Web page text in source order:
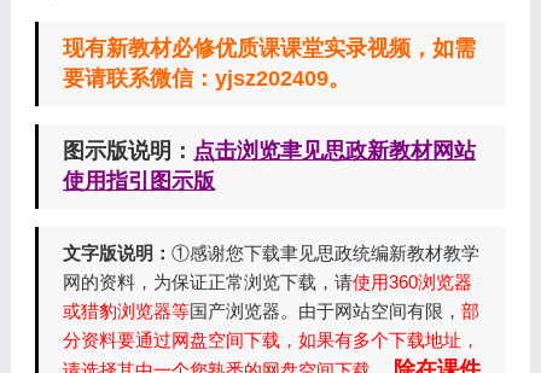
现有新教材必修优质课课堂实录视频，如需
要请联系微信：yjsz202409。
图示版说明： 点击浏览聿见思政新教材网站
使用指引图示版
文字版说明： ①感谢您下载聿见思政统编新教材教学
网的资料，为保证正常浏览下载，请使用360浏览器
或猎豹浏览器等国产浏览器。由于网站空间有限， 部
分资料要通过网盘空间下载，如果有多个下载地址，